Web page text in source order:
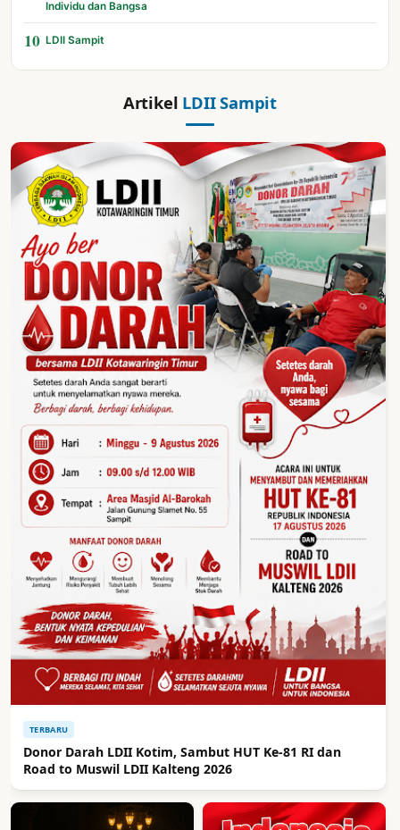
Individu dan Bangsa
10 LDII Sampit
Artikel LDII Sampit
TERBARU
Donor Darah LDII Kotim, Sambut HUT Ke-81 RI dan
Road to Muswil LDII Kalteng 2026